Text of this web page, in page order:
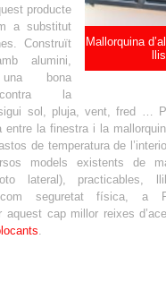
Mallorquina
producte
a substitut
Construït
alumini,
una bona
la
sol, pluja, vent, fred …
entre la finestra i la
de temperatura de
models existents de
lateral),
com seguretat física, a
aquest cap millor reixes
.